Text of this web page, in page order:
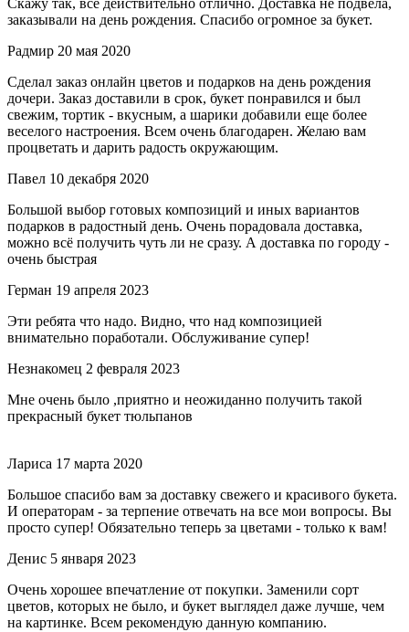
Скажу так, все действительно отлично. Доставка не подвела,
заказывали на день рождения. Спасибо огромное за букет.
Радмир 20 мая 2020
Сделал заказ онлайн цветов и подарков на день рождения
дочери. Заказ доставили в срок, букет понравился и был
свежим, тортик - вкусным, а шарики добавили еще более
веселого настроения. Всем очень благодарен. Желаю вам
процветать и дарить радость окружающим.
Павел 10 декабря 2020
Большой выбор готовых композиций и иных вариантов
подарков в радостный день. Очень порадовала доставка,
можно всё получить чуть ли не сразу. А доставка по городу -
очень быстрая
Герман 19 апреля 2023
Эти ребята что надо. Видно, что над композицией
внимательно поработали. Обслуживание супер!
Незнакомец 2 февраля 2023
Мне очень было ,приятно и неожиданно получить такой
прекрасный букет тюльпанов
Лариса 17 марта 2020
Большое спасибо вам за доставку свежего и красивого букета.
И операторам - за терпение отвечать на все мои вопросы. Вы
просто супер! Обязательно теперь за цветами - только к вам!
Денис 5 января 2023
Очень хорошее впечатление от покупки. Заменили сорт
цветов, которых не было, и букет выглядел даже лучше, чем
на картинке. Всем рекомендую данную компанию.